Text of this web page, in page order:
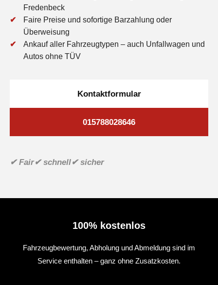
Fredenbeck
Faire Preise und sofortige Barzahlung oder
Überweisung
Ankauf aller Fahrzeugtypen – auch Unfallwagen und
Autos ohne TÜV
Kontaktformular
015788028646
✔ Fair✔ schnell✔ sicher
100% kostenlos
Fahrzeugbewertung, Abholung und Abmeldung sind im
Service enthalten – ganz ohne Zusatzkosten.